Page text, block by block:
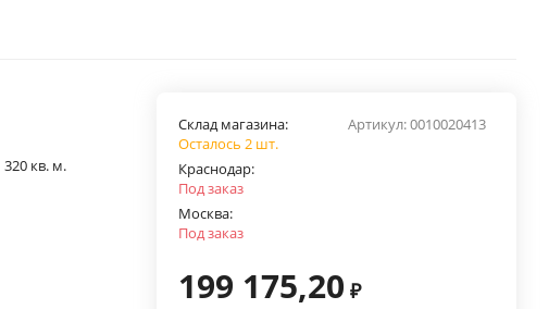
320 кв. м.
Артикул:0010020413
Склад магазина:
Осталось 2 шт.
Краснодар:
Под заказ
Москва:
Под заказ
199 175,20 ₽